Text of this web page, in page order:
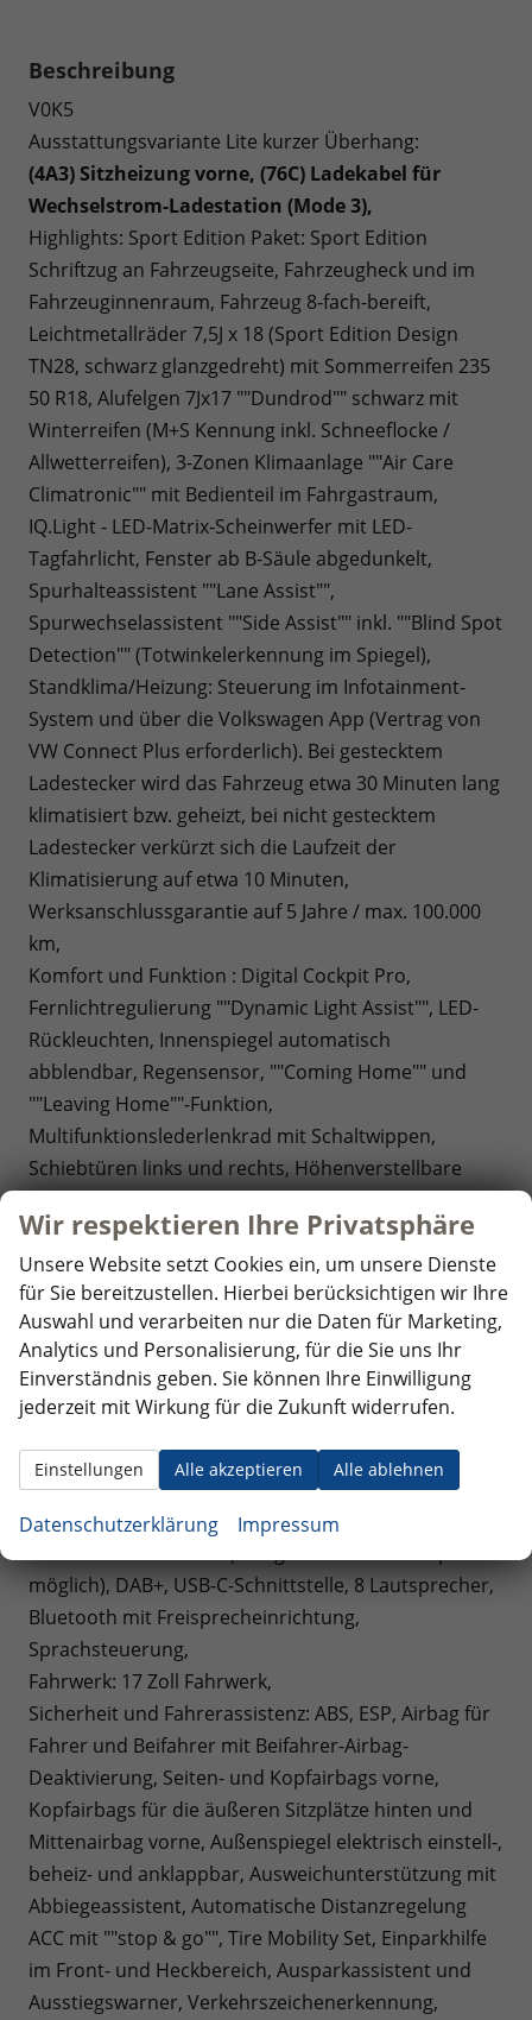
Beschreibung
V0K5
Ausstattungsvariante Lite kurzer Überhang:
(4A3) Sitzheizung vorne, (76C) Ladekabel für
Wechselstrom-Ladestation (Mode 3),
Highlights: Sport Edition Paket: Sport Edition
Schriftzug an Fahrzeugseite, Fahrzeugheck und im
Fahrzeuginnenraum, Fahrzeug 8-fach-bereift,
Leichtmetallräder 7,5J x 18 (Sport Edition Design
TN28, schwarz glanzgedreht) mit Sommerreifen 235
50 R18, Alufelgen 7Jx17 ""Dundrod"" schwarz mit
Winterreifen (M+S Kennung inkl. Schneeflocke /
Allwetterreifen), 3-Zonen Klimaanlage ""Air Care
Climatronic"" mit Bedienteil im Fahrgastraum,
IQ.Light - LED-Matrix-Scheinwerfer mit LED-
Tagfahrlicht, Fenster ab B-Säule abgedunkelt,
Spurhalteassistent ""Lane Assist"",
Spurwechselassistent ""Side Assist"" inkl. ""Blind Spot
Detection"" (Totwinkelerkennung im Spiegel),
Standklima/Heizung: Steuerung im Infotainment-
System und über die Volkswagen App (Vertrag von
VW Connect Plus erforderlich). Bei gestecktem
Ladestecker wird das Fahrzeug etwa 30 Minuten lang
klimatisiert bzw. geheizt, bei nicht gestecktem
Ladestecker verkürzt sich die Laufzeit der
Klimatisierung auf etwa 10 Minuten,
Werksanschlussgarantie auf 5 Jahre / max. 100.000
km,
Komfort und Funktion : Digital Cockpit Pro,
Fernlichtregulierung ""Dynamic Light Assist"", LED-
Rückleuchten, Innenspiegel automatisch
abblendbar, Regensensor, ""Coming Home"" und
""Leaving Home""-Funktion,
Multifunktionslederlenkrad mit Schaltwippen,
Schiebtüren links und rechts, Höhenverstellbare
Vordersitze, 3 Einzelsitze in Fahrtrichtung im
Fahrgastraum = 5 Sitzer, Zentralverriegelung
""Keyless Start"" (schlüsselloses Startsytem),
Netzkabel für Haushaltssteckdose,
Optik: Außenspiegelgehäuse und Scheinwerferleiste
in Schwarz, Bodenbelag im Fahrgastraum
Teppichboden, Dekoreinlagen ""Scale Light Grey"",
Sitzbezüge Bi-Color Stoff ""Bright Dots"",
Umfeldbeleuchtung im Türbereich,
Infotainment: Radio ""Ready 2 Discover"" mit
Touchdisplay, Vorbereitung für ""We Connect"", App-
möglich), DAB+, USB-C-Schnittstelle, 8 Lautsprecher,
Bluetooth mit Freisprecheinrichtung,
Sprachsteuerung,
Fahrwerk: 17 Zoll Fahrwerk,
Sicherheit und Fahrerassistenz: ABS, ESP, Airbag für
Fahrer und Beifahrer mit Beifahrer-Airbag-
Deaktivierung, Seiten- und Kopfairbags vorne,
Kopfairbags für die äußeren Sitzplätze hinten und
Mittenairbag vorne, Außenspiegel elektrisch einstell-,
beheiz- und anklappbar, Ausweichunterstützung mit
Abbiegeassistent, Automatische Distanzregelung
ACC mit ""stop & go"", Tire Mobility Set, Einparkhilfe
im Front- und Heckbereich, Ausparkassistent und
Ausstiegswarner, Verkehrszeichenerkennung,
Wir respektieren Ihre Privatsphäre
Unsere Website setzt Cookies ein, um unsere Dienste
für Sie bereitzustellen. Hierbei berücksichtigen wir Ihre
Auswahl und verarbeiten nur die Daten für Marketing,
Analytics und Personalisierung, für die Sie uns Ihr
Einverständnis geben. Sie können Ihre Einwilligung
jederzeit mit Wirkung für die Zukunft widerrufen.
Alle akzeptieren Alle ablehnen
Einstellungen
Datenschutzerklärung Impressum